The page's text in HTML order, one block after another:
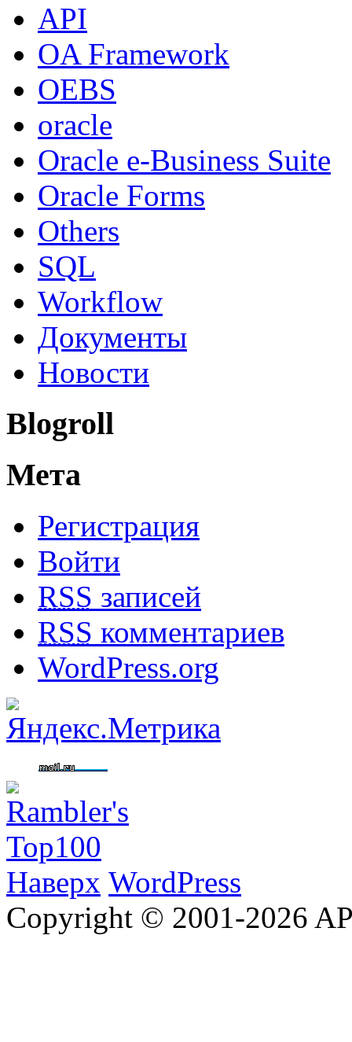
API
OA Framework
OEBS
oracle
Oracle e-Business Suite
Oracle Forms
Others
SQL
Workflow
Документы
Новости
Blogroll
Мета
Регистрация
Войти
RSS записей
RSS комментариев
WordPress.org
Наверх WordPress
Copyright © 2001-2026